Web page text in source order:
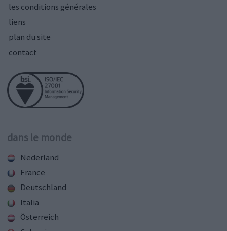
les conditions générales
liens
plan du site
contact
dans le monde
Nederland
France
Deutschland
Italia
Österreich